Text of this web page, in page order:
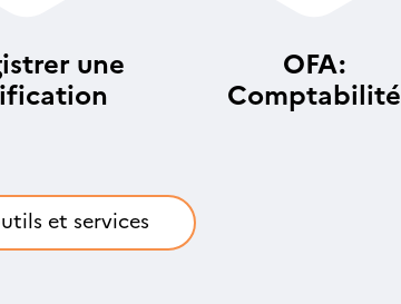
une OFA:
Comptabilité
et services